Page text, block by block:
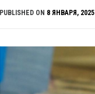
PUBLISHED ON 8 ЯНВАРЯ, 2025